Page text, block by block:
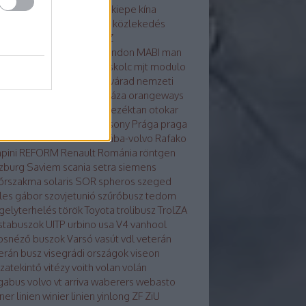
karsan kiepe kína
közlekedés
LAZ
london MABI man
miskolc mjt modulo
Nagyvárad nemzeti
nyíregyháza orangeways
Orosz busznevezéktan otokar
Pozsony Prága praga
Rába-LISTRába-MVGrába-volvo Rafako
REFORM Renault Románia röntgen
Saviem scania setra siemens
solaris SOR spheros szeged
gábor szovjetunió szűrőbusz tedom
törökToyota trolibusz TrolZA
UITP urbino usa V4 vanhool
buszokVarsó vasút vdlveterán
busz visegrádi országokviseon
vitézyvoith volan volán
volvo vt arriva waberers webasto
linien winier linien yinlong ZF ZiU